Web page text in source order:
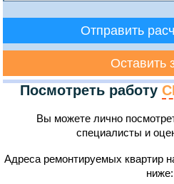
Отправить
Оставить
Посмотреть работу
Вы можете лично
специалисты и
Адреса ремонтируемых квартир
ниже: